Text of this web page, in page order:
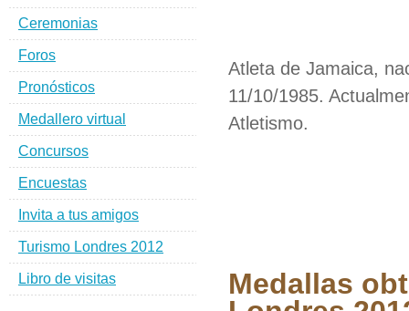
Atleta de Jamaica,
11/10/1985.
Atletismo.
Medallas
Ceremonias
Foros
Pronósticos
Medallero virtual
Concursos
Encuestas
Invita a tus amigos
Turismo Londres 2012
Libro de visitas